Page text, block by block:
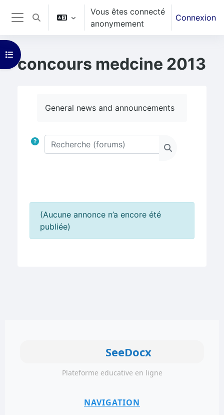
Passer au contenu principal
Panneau latéral
Activer/désactiver la saisie de recherche
Vous êtes connecté
anonymement
Connexion
concours medcine 2013
Ouvrir l’index du cours
General news and announcements
Recherche (forums)
(Aucune annonce n’a encore été
publiée)
SeeDocx
Plateforme educative en ligne
NAVIGATION